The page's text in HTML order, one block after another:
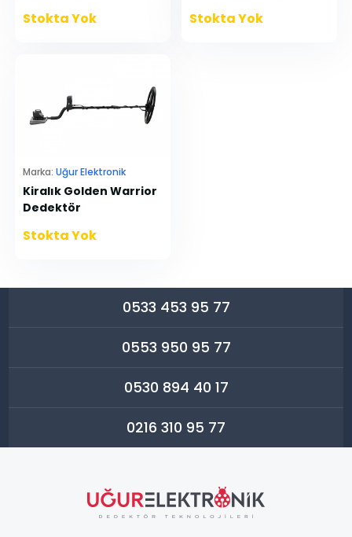
Stokta Yok Stokta Yok
Marka: Uğur Elektronik
Kiralık Golden Warrior
Dedektör
Stokta Yok
0533 453 95 77
0553 950 95 77
0530 894 40 17
0216 310 95 77